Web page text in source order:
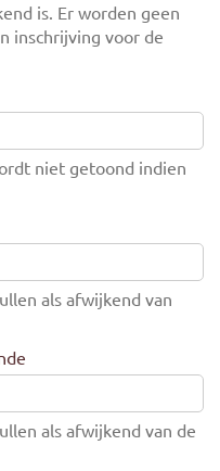
is. Er worden geen
inschrijving voor de
niet getoond indien
als afwijkend van
als afwijkend van de